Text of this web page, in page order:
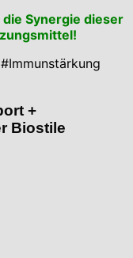
Synergie dieser
+
Biostile